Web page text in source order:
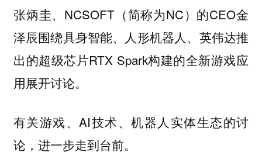
张炳圭、NCSOFT（简称为NC）的CEO金
泽辰围绕具身智能、人形机器人、英伟达推
出的超级芯片RTX Spark构建的全新游戏应
用展开讨论。
有关游戏、AI技术、机器人实体生态的讨
论，进一步走到台前。